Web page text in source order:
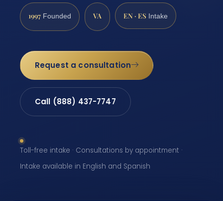
1997 Founded VA EN · ES Intake
Request a consultation
Call (888) 437-7747
Toll-free intake · Consultations by appointment ·
Intake available in English and Spanish